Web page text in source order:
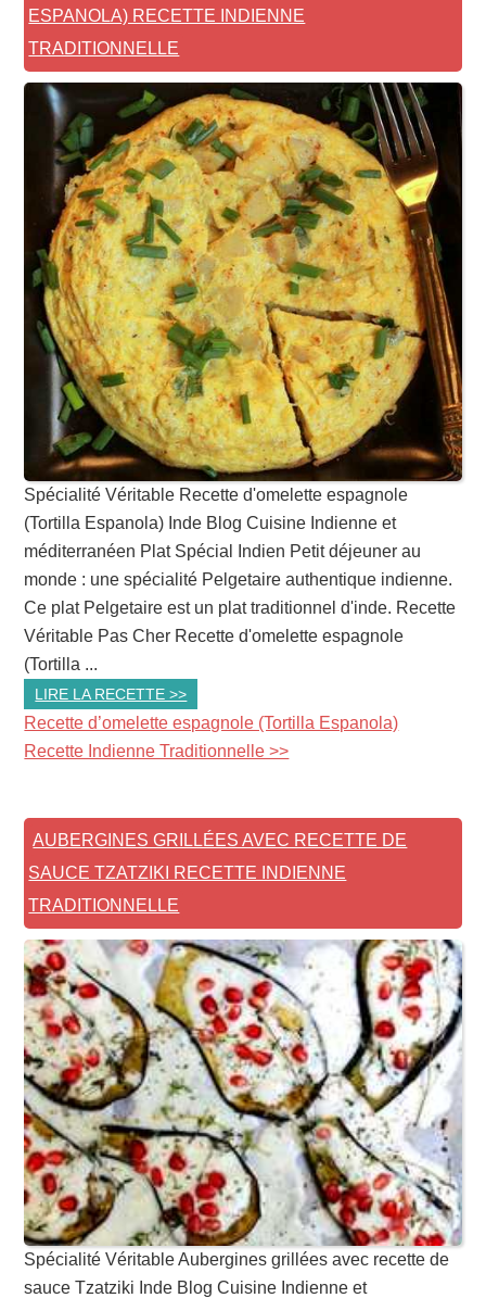
ESPANOLA) RECETTE INDIENNE
TRADITIONNELLE
Spécialité Véritable Recette d'omelette espagnole
(Tortilla Espanola) Inde Blog Cuisine Indienne et
méditerranéen Plat Spécial Indien Petit déjeuner au
monde : une spécialité Pelgetaire authentique indienne.
Ce plat Pelgetaire est un plat traditionnel d'inde. Recette
Véritable Pas Cher Recette d'omelette espagnole
(Tortilla ...
LIRE LA RECETTE >>
Recette d’omelette espagnole (Tortilla Espanola)
Recette Indienne Traditionnelle >>
AUBERGINES GRILLÉES AVEC RECETTE DE
SAUCE TZATZIKI RECETTE INDIENNE
TRADITIONNELLE
Spécialité Véritable Aubergines grillées avec recette de
sauce Tzatziki Inde Blog Cuisine Indienne et